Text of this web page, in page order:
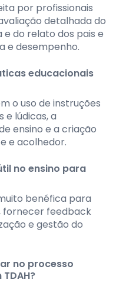
por profissionais
detalhada do
do relato dos pais e
e desempenho.
educacionais
o uso de instruções
e lúdicas, a
ensino e a criação
e acolhedor.
no ensino para
benéfica para
fornecer feedback
e gestão do
no processo